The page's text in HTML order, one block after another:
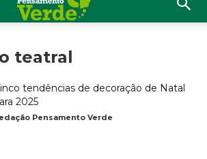
teatral
tendências de decoração de Natal
2025
Pensamento Verde